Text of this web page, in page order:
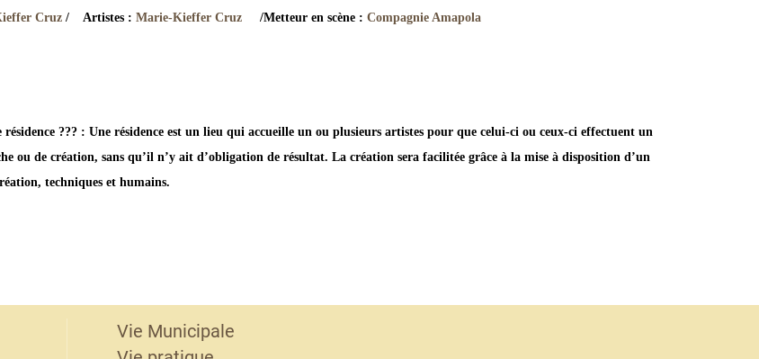
Cruz/ Artistes : Marie-Kieffer Cruz/Metteur en scène : Compagnie Amapola
??? : Une résidence est un lieu qui accueille un ou plusieurs artistes pour que celui-ci ou ceux-ci effectuent un
ou de création, sans qu’il n’y ait d’obligation de résultat. La création sera facilitée grâce à la mise à disposition d’un
techniques et humains.
Vie Municipale